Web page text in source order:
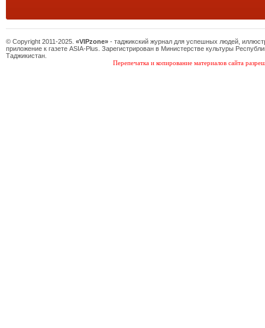
© Copyright 2011-2025. «VIPzone» - таджикский журнал для успешных людей,
приложение к газете ASIA-Plus. Зарегистрирован в Министерстве культуры
Таджикистан.
Перепечатка и копирование материалов сайта